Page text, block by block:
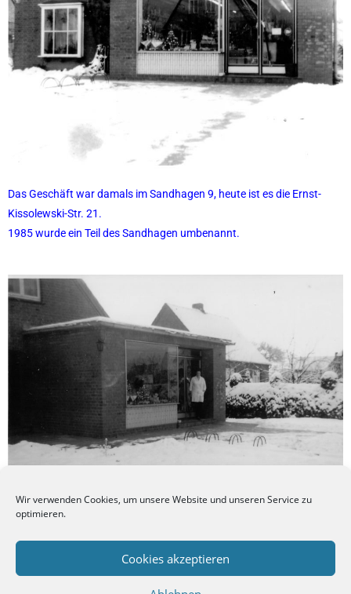
Wir verwenden Cookies, um unsere Website und unseren Service zu
optimieren.
Cookies akzeptieren
Das Geschäft war damals im Sandhagen 9, heute ist es die Ernst-
Kissolewski-Str. 21.
1985 wurde ein Teil des Sandhagen umbenannt.
Frau Müller vor ihrem Geschäft.